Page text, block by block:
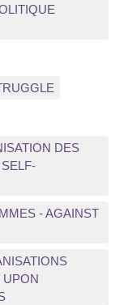
DES
- AGAINST
UPON